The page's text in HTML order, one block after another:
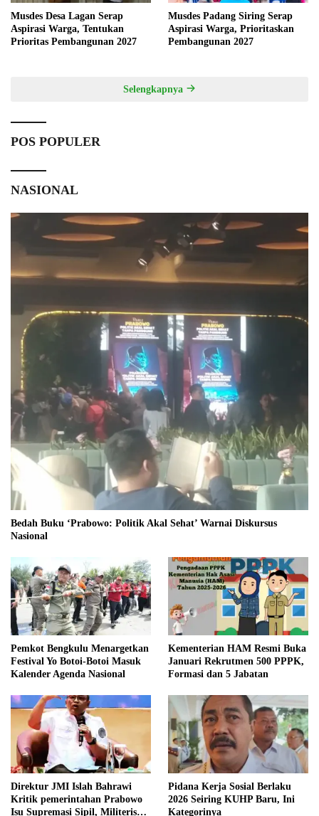
Musdes Desa Lagan Serap
Aspirasi Warga, Tentukan
Prioritas Pembangunan 2027
Musdes Padang Siring Serap
Aspirasi Warga, Prioritaskan
Pembangunan 2027
Selengkapnya
POS POPULER
NASIONAL
Bedah Buku ‘Prabowo: Politik Akal Sehat’ Warnai Diskursus
Nasional
Pemkot Bengkulu Menargetkan
Festival Yo Botoi-Botoi Masuk
Kalender Agenda Nasional
Kementerian HAM Resmi Buka
Januari Rekrutmen 500 PPPK,
Formasi dan 5 Jabatan
Direktur JMI Islah Bahrawi
Kritik pemerintahan Prabowo
Isu Supremasi Sipil, Militerisasi,
Pidana Kerja Sosial Berlaku
2026 Seiring KUHP Baru, Ini
Kategorinya